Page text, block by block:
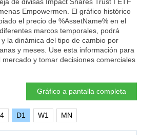
Empowermen. El gráfico histórico
el precio de %AssetName% en el
marcos temporales, podrá
la dinámica del tipo de cambio por
y meses. Use esta información para
y tomar decisiones comerciales
Gráfico a pantalla completa
D1 W1 MN